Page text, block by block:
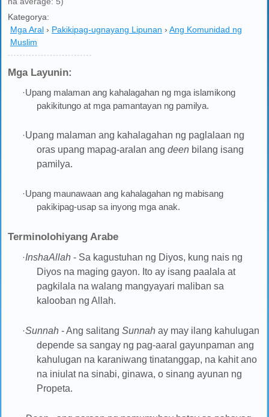
Kategorya:
Mga Aral › Pakikipag-ugnayang Lipunan › Ang Komunidad ng
Muslim
Mga Layunin:
·Upang malaman ang kahalagahan ng mga islamikong
pakikitungo at mga pamantayan ng pamilya.
·Upang malaman ang kahalagahan ng paglalaan ng
oras upang mapag-aralan ang deen bilang isang
pamilya.
·Upang maunawaan ang kahalagahan ng mabisang
pakikipag-usap sa inyong mga anak.
Terminolohiyang Arabe
·InshaAllah - Sa kagustuhan ng Diyos, kung nais ng
Diyos na maging gayon. Ito ay isang paalala at
pagkilala na walang mangyayari maliban sa
kalooban ng Allah.
·Sunnah - Ang salitang Sunnah ay may ilang kahulugan
depende sa sangay ng pag-aaral gayunpaman ang
kahulugan na karaniwang tinatanggap, na kahit ano
na iniulat na sinabi, ginawa, o sinang ayunan ng
Propeta.